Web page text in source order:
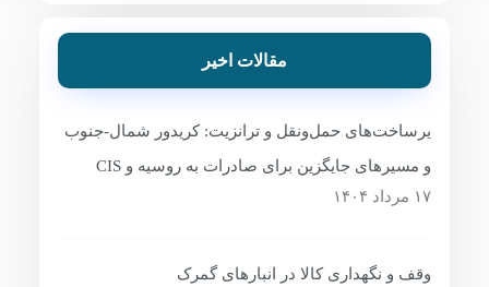
مقالات اخیر
یرساخت‌های حمل‌ونقل و ترانزیت: کریدور شمال-جنوب
و مسیرهای جایگزین برای صادرات به روسیه و CIS
۱۷ مرداد ۱۴۰۴
وقف و نگهداری کالا در انبارهای گمرک